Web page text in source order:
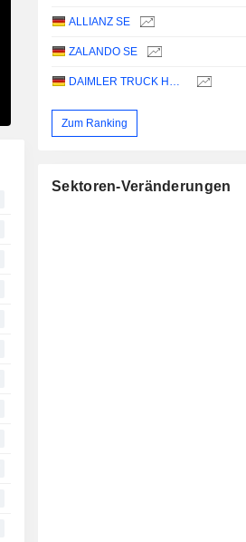
ALLIANZ SE
ZALANDO SE
DAIMLER TRUCK HOLDING AG
Zum Ranking
Sektoren-Veränderungen